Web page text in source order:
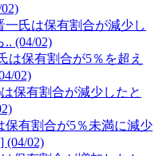
氏は保有割合が減少し
(04/02)
は保有割合が5％を超え
02)
保有割合が減少したと
保有割合が5％未満に減少
(04/02)